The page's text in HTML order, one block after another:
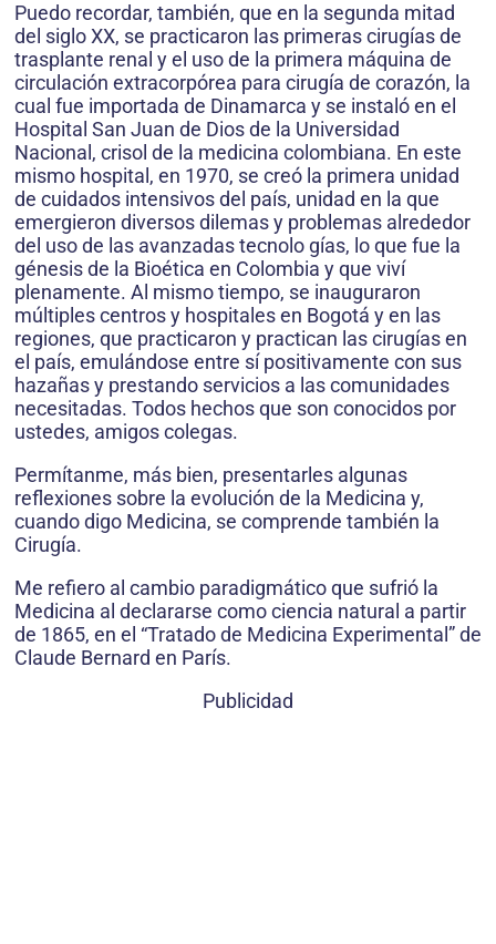
Puedo recordar, también, que en la segunda mitad
del siglo XX, se practicaron las primeras cirugías de
trasplante renal y el uso de la primera máquina de
cir­culación extracorpórea para cirugía de corazón, la
cual fue importada de Dinamarca y se instaló en el
Hospital San Juan de Dios de la Universidad
Nacional, crisol de la medicina colombiana. En este
mismo hospital, en 1970, se creó la primera unidad
de cuidados intensivos del país, unidad en la que
emergieron diversos dilemas y problemas alrededor
del uso de las avanzadas tecnolo­ gías, lo que fue la
génesis de la Bioética en Colombia y que viví
plenamente. Al mismo tiempo, se inauguraron
múltiples centros y hospitales en Bogotá y en las
regio­nes, que practicaron y practican las cirugías en
el país, emulándose entre sí positivamente con sus
hazañas y prestando servicios a las comunidades
necesitadas. Todos hechos que son conocidos por
ustedes, amigos colegas.
Permítanme, más bien, presentarles algunas
reflexio­nes sobre la evolución de la Medicina y,
cuando digo Medicina, se comprende también la
Cirugía.
Me refiero al cambio paradigmático que sufrió la
Medicina al declararse como ciencia natural a partir
de 1865, en el “Tratado de Medicina Experimental” de
Claude Bernard en París.
Publicidad